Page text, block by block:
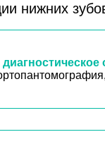
нижних